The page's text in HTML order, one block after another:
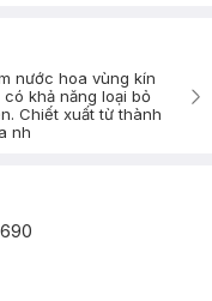
nước hoa vùng kín
khả năng loại bỏ
Chiết xuất từ thành
nh